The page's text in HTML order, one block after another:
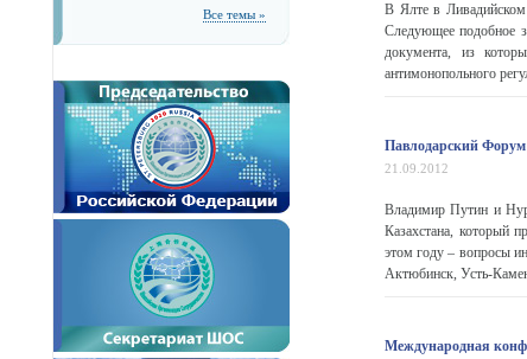
Все темы »
В Ялте в Ливадийском
Следующее подобное
документа, из
антимонопольного
Павлодарский Форум
21.09.2012
Владимир Путин и
Казахстана, который
этом году – вопросы
Актюбинск, Усть-
Международная